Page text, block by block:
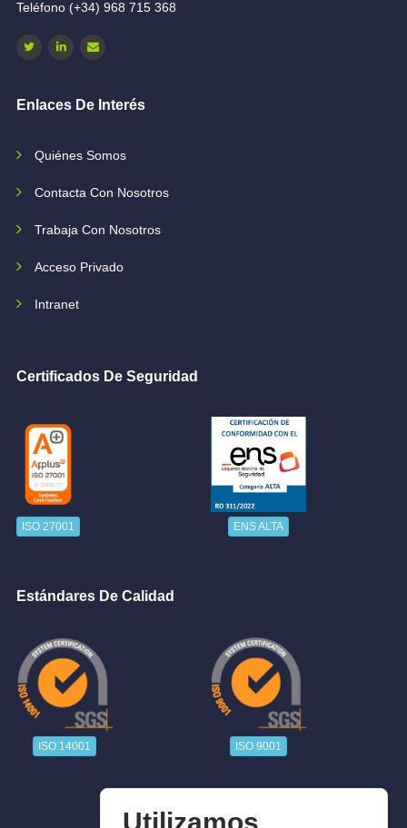
Teléfono (+34) 968 715 368
Enlaces De Interés
Quiénes Somos
Contacta Con Nosotros
Trabaja Con Nosotros
Acceso Privado
Intranet
Certificados De Seguridad
ISO 27001 ENS ALTA
Estándares De Calidad
ISO 14001 ISO 9001